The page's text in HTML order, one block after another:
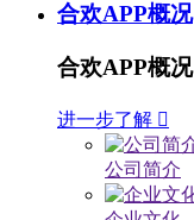
合欢APP概况
合欢APP概况
进一步了解 
公司简介